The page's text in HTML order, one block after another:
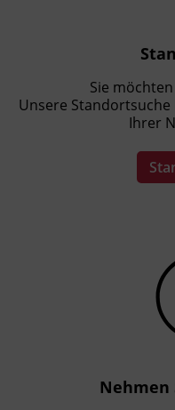
Sie
Unsere
Ihrer
Nehmen